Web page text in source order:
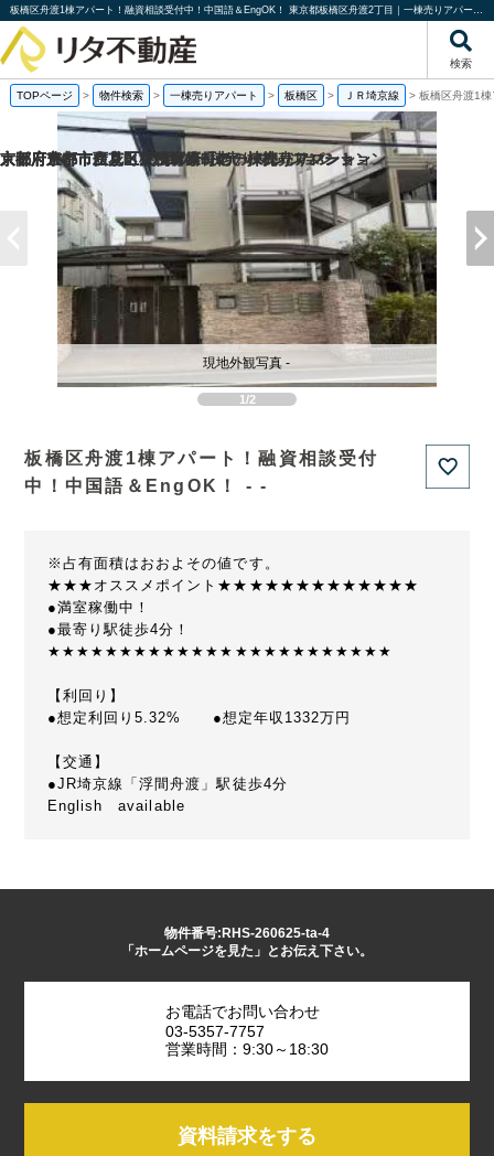
板橋区舟渡1棟アパート！融資相談受付中！中国語＆EngOK！ 東京都板橋区舟渡2丁目｜一棟売りアパート｜投資物件や収益物件｜株式会社リタ不動産
検索
TOPページ > 物件検索 > 一棟売りアパート > 板橋区 > ＪＲ埼京線 > 板橋区舟渡1
1/2
現地外観写真 -
板橋区舟渡1棟アパート！融資相談受付
中！中国語＆EngOK！ - -
※占有面積はおおよその値です。
★★★オススメポイント★★★★★★★★★★★★★
●満室稼働中！
●最寄り駅徒歩4分！
★★★★★★★★★★★★★★★★★★★★★★★★
【利回り】
●想定利回り5.32% ●想定年収1332万円
【交通】
●JR埼京線「浮間舟渡」駅徒歩4分
English available
物件番号:RHS-260625-ta-4
「ホームページを見た」とお伝え下さい。
お電話でお問い合わせ
03-5357-7757
営業時間：9:30～18:30
資料請求をする
京都府京都市伏見区桃山町泰長老の一棟売りマンション
京都府京都市西京区大枝塚原町の一棟売りマンション
京都府京都市左京区下鴨宮崎町の一棟売りアパート
大阪府豊中市立花町1丁目の一棟売りマンション